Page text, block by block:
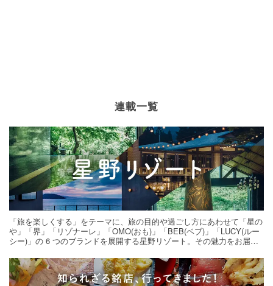
連載一覧
「旅を楽しくする」をテーマに、旅の目的や過ごし方にあわせて「星の
や」「界」「リゾナーレ」「OMO(おも)」「BEB(ベブ)」「LUCY(ルー
シー)」の 6 つのブランドを展開する星野リゾート。その魅力をお届け